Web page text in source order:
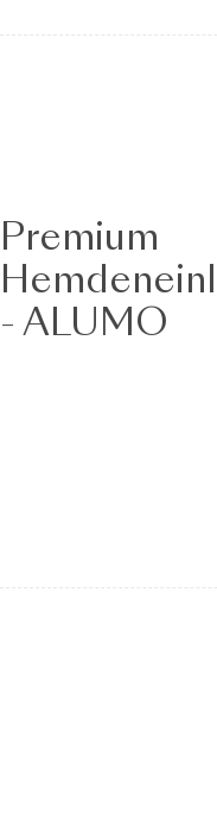
Premium
- ALUMO